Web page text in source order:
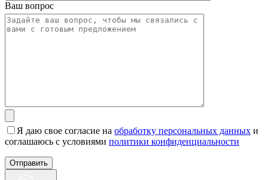
Ваш вопрос
Я даю свое согласие на обработку персональных данных и
соглашаюсь с условиями политики конфиденциальности